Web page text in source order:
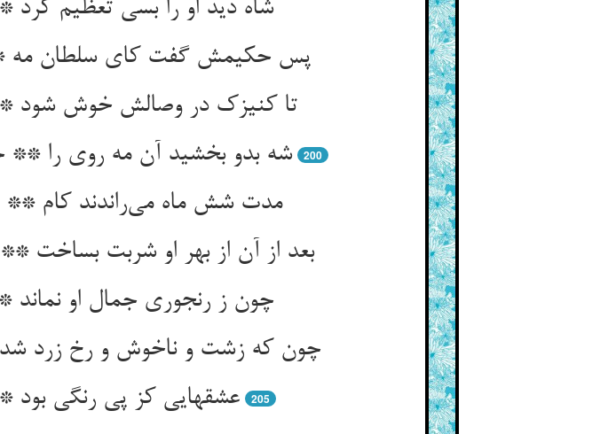
شاه دید او را بسی تعظیم کرد
پس حکیمش گفت کای سلطان مه ** آن کنیزک را بدین خواجه بده‌‌
تا کنیزک در وصالش خوش
شه بدو بخشید آن مه روی را
200
مدت شش ماه می‌‌راندند کام ** تا به صحت آمد آن دختر تمام‌‌
چون ز رنجوری جمال او نماند
چون که زشت و ناخوش و رخ زرد
عشقهایی کز پی رنگی بود
205